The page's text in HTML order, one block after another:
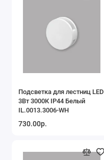
Подсветка для лестниц LED
3Вт 3000К IP44 Белый
IL.0013.3006-WH
730.00р.